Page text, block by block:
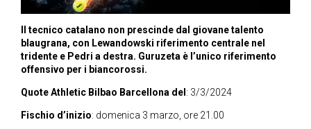
Il tecnico catalano non prescinde dal giovane talento
blaugrana, con Lewandowski riferimento centrale nel
tridente e Pedri a destra. Guruzeta è l’unico riferimento
offensivo per i biancorossi.
Quote Athletic Bilbao Barcellona del : 3/3/2024
Fischio d’inizio: domenica 3 marzo, ore 21.00